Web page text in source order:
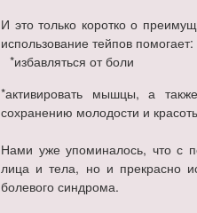
И это только коротко о
использование тейпов помогает:
⠀*избавляться от боли ⠀
*активировать мышцы, а
сохранению молодости и
Нами уже упоминалось, что с
лица и тела, но и прекрасно
болевого синдрома.